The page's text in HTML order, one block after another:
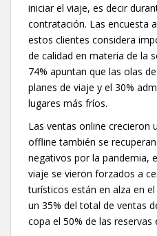
iniciar el viaje, es decir
contratación. Las encuesta
estos clientes considera
de calidad en materia de la
74% apuntan que las olas
planes de viaje y el 30%
lugares más fríos.
Las ventas online crecieron
offline también se
negativos por la pandemia,
viaje se vieron forzados a
turísticos están en alza en
un 35% del total de ventas
copa el 50% de las reservas